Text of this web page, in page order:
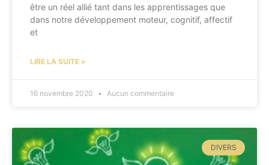
être un réel allié tant dans les apprentissages que
dans notre développement moteur, cognitif, affectif
et
LIRE LA SUITE »
16 novembre 2020 Aucun commentaire
DIVERS